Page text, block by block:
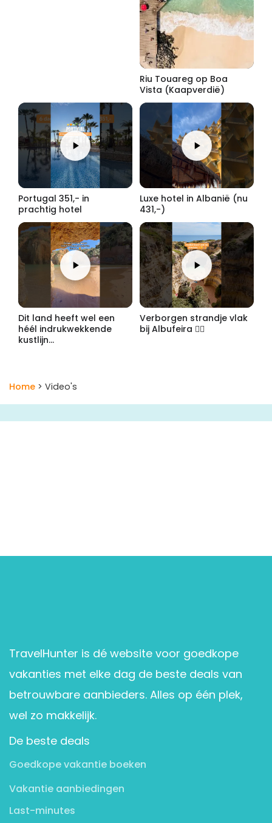
Riu Touareg op Boa
Vista (Kaapverdië)
Portugal 351,- in
prachtig hotel
Luxe hotel in Albanië (nu
431,-)
Dit land heeft wel een
héél indrukwekkende
kustlijn...
Verborgen strandje vlak
bij Albufeira 🧜‍♀️
Home > Video's
TravelHunter is dé website voor goedkope
vakanties met elke dag de beste deals van
betrouwbare aanbieders. Alles op één plek,
wel zo makkelijk.
De beste deals
Goedkope vakantie boeken
Vakantie aanbiedingen
Last-minutes